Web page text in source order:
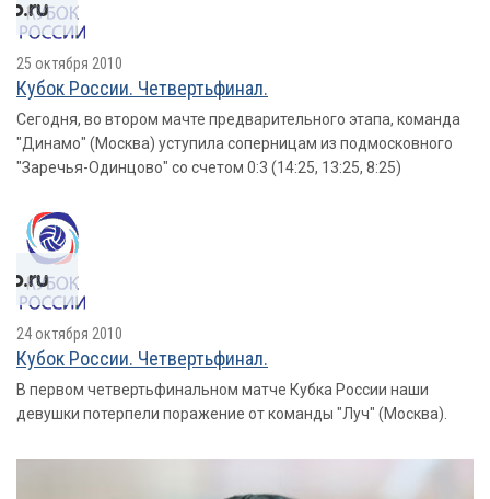
25 октября 2010
Кубок России. Четвертьфинал.
Сегодня, во втором мачте предварительного этапа, команда
"Динамо" (Москва) уступила соперницам из подмосковного
"Заречья-Одинцово" со счетом 0:3 (14:25, 13:25, 8:25)
24 октября 2010
Кубок России. Четвертьфинал.
В первом четвертьфинальном матче Кубка России наши
девушки потерпели поражение от команды "Луч" (Москва).